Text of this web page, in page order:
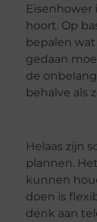
Eisenhower
hoort. Op
bepalen
gedaan
de
behalve als
Helaas zijn
plannen.
kunnen
doen is
denk aan